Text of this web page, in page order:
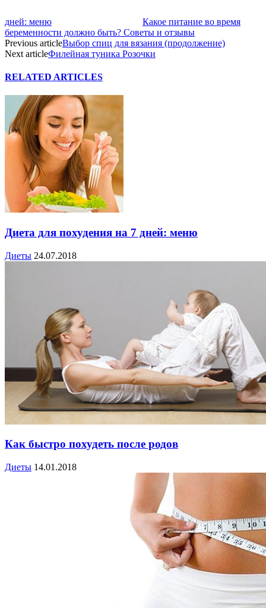
дней: меню
Какое питание во время
беременности должно быть? Советы и отзывы
Previous articleВыбор спиц для вязания (продолжение)
Next articleФилейная туника Розочки
RELATED ARTICLES
Диета для похудения на 7 дней: меню
Диеты 24.07.2018
Как быстро похудеть после родов
Диеты 14.01.2018